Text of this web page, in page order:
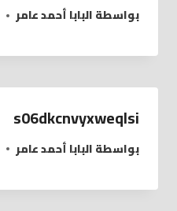
بواسطةالبابا أحمد عامر
s06dkcnvyxweqlsi
بواسطةالبابا أحمد عامر